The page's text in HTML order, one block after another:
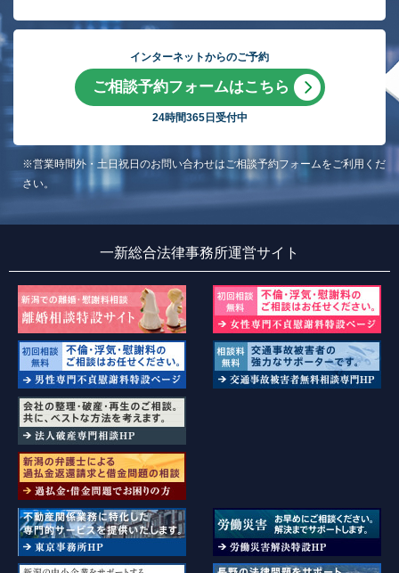
インターネットからのご予約
ご相談予約フォームはこちら
24時間365日受付中
※営業時間外・土日祝日のお問い合わせはご相談予約フォームをご利用くだ
さい。
一新総合法律事務所運営サイト